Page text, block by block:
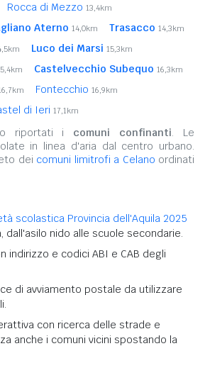
Rocca di Mezzo 13,4km
Aterno 14,0km Trasacco 14,3km
Luco dei Marsi 15,3km
Castelvecchio Subequo 16,3km
Fontecchio 16,9km
di Ieri 17,1km
riportati i comuni confinanti. Le
in linea d'aria dal centro urbano.
dei comuni limitrofi a Celano ordinati
scolastica Provincia dell'Aquila 2025
dall'asilo nido alle scuole secondarie.
indirizzo e codici ABI e CAB degli
di avviamento postale da utilizzare
con ricerca delle strade e
anche i comuni vicini spostando la